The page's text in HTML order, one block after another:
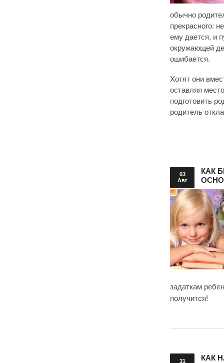
обычно
прекрасного:
ему дается, и
окружающей
ошибается.
Хотят они
оставляя
подготовить
родитель
03
Авг
КАК
задаткам
получится!
31
КАК